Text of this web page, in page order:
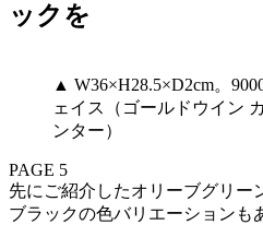
ックを
▲ W36×H28.5×D2cm。
ェイス（ゴールドウイン
ンター）
PAGE 5
先にご紹介したオリーブグリー
ブラックの色バリエーションも